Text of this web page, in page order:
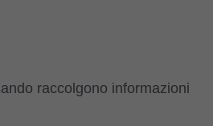
raccolgono informazioni